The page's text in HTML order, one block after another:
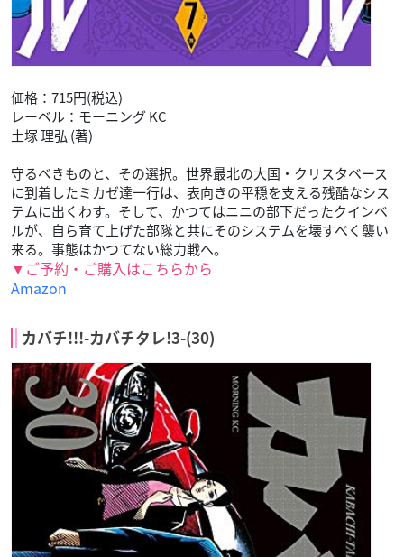
価格：715円(税込)
レーベル：モーニング KC
土塚 理弘 (著)
守るべきものと、その選択。世界最北の大国・クリスタベース
に到着したミカゼ達一行は、表向きの平穏を支える残酷なシス
テムに出くわす。そして、かつてはニニの部下だったクインベ
ルが、自ら育て上げた部隊と共にそのシステムを壊すべく襲い
来る。事態はかつてない総力戦へ。
▼ご予約・ご購入はこちらから
Amazon
カバチ!!!-カバチタレ!3-(30)